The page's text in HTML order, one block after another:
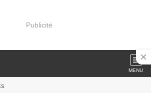
Publicité
MENU